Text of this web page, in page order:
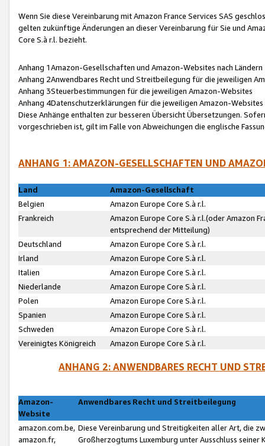
Wenn Sie diese Vereinbarung mit Amazon France Services SAS
gelten zukünftige Änderungen an dieser Vereinbarung für Sie und
Core S.à r.l. bezieht.
Anhang 1Amazon-Gesellschaften und Amazon-Websites nach Ländern
Anhang 2Anwendbares Recht und Streitbeilegung für die jeweiligen
Anhang 3Steuerbestimmungen für die jeweiligen Amazon-Websites
Anhang 4Datenschutzerklärungen für die jeweiligen Amazon-Websites
Diese Anhänge enthalten zur besseren Übersicht Übersetzungen.
vorgeschrieben ist, gilt im Falle von Abweichungen die englische
ANHANG 1: AMAZON-GESELLSCHAFTEN UND
Land
Amazon-Gesellschaft
Belgien
Amazon Europe Core S.à r.l.
Frankreich
Amazon Europe Core S.à r.l.(oder Amazon
entsprechend der Mitteilung)
Deutschland
Amazon Europe Core S.à r.l.
Irland
Amazon Europe Core S.à r.l.
Italien
Amazon Europe Core S.à r.l.
Niederlande
Amazon Europe Core S.à r.l.
Polen
Amazon Europe Core S.à r.l.
Spanien
Amazon Europe Core S.à r.l.
Schweden
Amazon Europe Core S.à r.l.
Vereinigtes Königreich
Amazon Europe Core S.à r.l.
ANHANG 2: ANWENDBARES RECHT UND
Amazon-
Website
Anwendbares Recht und Streitbeilegung
amazon.com.be,
amazon.fr,
Diese Vereinbarung und Streitigkeiten aller Art, die
Großherzogtums Luxemburg unter Ausschluss